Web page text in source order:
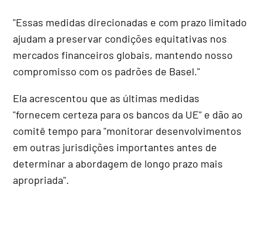
"Essas medidas direcionadas e com prazo limitado
ajudam a preservar condições equitativas nos
mercados financeiros globais, mantendo nosso
compromisso com os padrões de Basel."
Ela acrescentou que as últimas medidas
"fornecem certeza para os bancos da UE" e dão ao
comitê tempo para "monitorar desenvolvimentos
em outras jurisdições importantes antes de
determinar a abordagem de longo prazo mais
apropriada".